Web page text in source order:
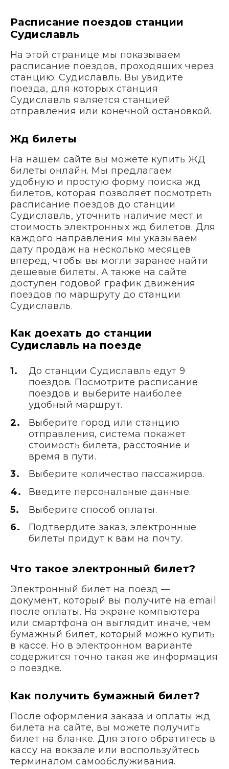
Расписание поездов станции
Судиславль
На этой странице мы показываем
расписание поездов, проходящих через
станцию: Судиславль. Вы увидите
поезда, для которых станция
Судиславль является станцией
отправления или конечной остановкой.
Жд билеты
На нашем сайте вы можете купить ЖД
билеты онлайн. Мы предлагаем
удобную и простую форму поиска жд
билетов, которая позволяет посмотреть
расписание поездов до станции
Судиславль, уточнить наличие мест и
стоимость электронных жд билетов. Для
каждого направления мы указываем
дату продаж на несколько месяцев
вперед, чтобы вы могли заранее найти
дешевые билеты. А также на сайте
доступен годовой график движения
поездов по маршруту до станции
Судиславль.
Как доехать до станции
Судиславль на поезде
До станции Судиславль едут 9
поездов. Посмотрите расписание
поездов и выберите наиболее
удобный маршрут.
Выберите город или станцию
отправления, система покажет
стоимость билета, расстояние и
время в пути.
Выберите количество пассажиров.
Введите персональные данные.
Выберите способ оплаты.
Подтвердите заказ, электронные
билеты придут к вам на почту.
Что такое электронный билет?
Электронный билет на поезд —
документ, который вы получите на email
после оплаты. На экране компьютера
или смартфона он выглядит иначе, чем
бумажный билет, который можно купить
в кассе. Но в электронном варианте
содержится точно такая же информация
о поездке.
Как получить бумажный билет?
После оформления заказа и оплаты жд
билета на сайте, вы можете получить
билет на бланке. Для этого обратитесь в
кассу на вокзале или воспользуйтесь
терминалом самообслуживания.